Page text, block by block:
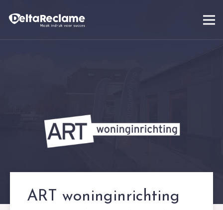
ART woninginrichting